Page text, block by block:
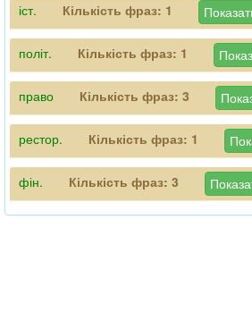
іст. Кількість фраз: 1
політ. Кількість фраз: 1
право Кількість фраз: 3
рестор. Кількість фраз: 1
фін. Кількість фраз: 3